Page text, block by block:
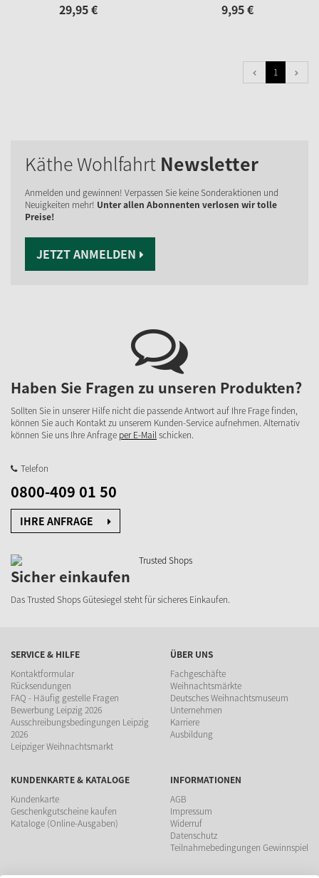
29,95€ 9,95€
1
Käthe Wohlfahrt Newsletter
Anmelden und gewinnen! Verpassen Sie keine Sonderaktionen und
Neuigkeiten mehr! Unter allen Abonnenten verlosen wir tolle
Preise!
JETZT ANMELDEN
Haben Sie Fragen zu unseren Produkten?
Sollten Sie in unserer Hilfe nicht die passende Antwort auf Ihre Frage finden,
können Sie auch Kontakt zu unserem Kunden-Service aufnehmen. Alternativ
können Sie uns Ihre Anfrage per E-Mailschicken.
Telefon
0800-409 01 50
IHRE ANFRAGE
Sicher einkaufen
Das Trusted Shops Gütesiegel steht für sicheres Einkaufen.
SERVICE & HILFE
Kontaktformular
Rücksendungen
FAQ - Häufig gestelle Fragen
Bewerbung Leipzig 2026
Ausschreibungsbedingungen Leipzig
2026
Leipziger Weihnachtsmarkt
ÜBER UNS
Fachgeschäfte
Weihnachtsmärkte
Deutsches Weihnachtsmuseum
Unternehmen
Karriere
Ausbildung
KUNDENKARTE & KATALOGE
Kundenkarte
Geschenkgutscheine kaufen
Kataloge (Online-Ausgaben)
INFORMATIONEN
AGB
Impressum
Widerruf
Datenschutz
Teilnahmebedingungen Gewinnspiel